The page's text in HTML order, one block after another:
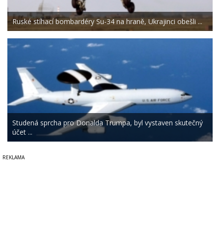
Ruské stíhací bombardéry Su-34 na hraně, Ukrajinci obešli ...
Studená sprcha pro Donalda Trumpa, byl vystaven skutečný
účet ...